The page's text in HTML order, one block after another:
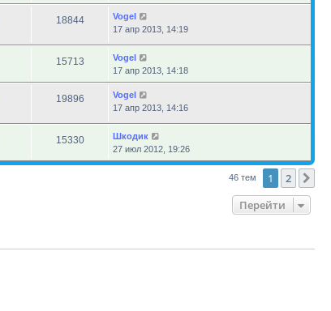
18844
Vogel
17 апр 2013, 14:19
15713
Vogel
17 апр 2013, 14:18
19896
Vogel
17 апр 2013, 14:16
15330
Шкодик
27 июл 2012, 19:26
46 тем 1 2
Перейти